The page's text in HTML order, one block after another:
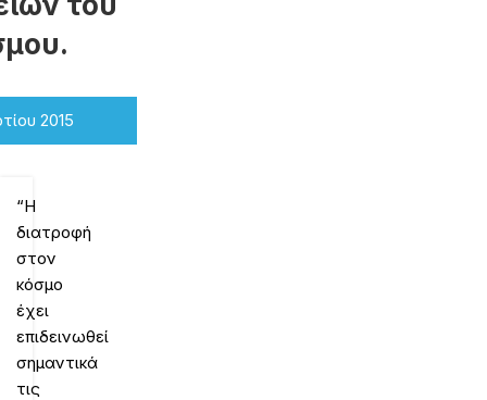
2015
“H
διατροφή
στον
κόσμο
έχει
επιδεινωθεί
σημαντικά
τις